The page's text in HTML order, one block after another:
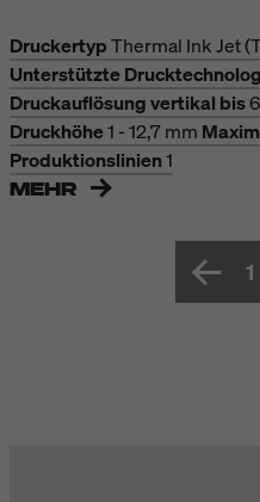
DruckertypThermal Ink Jet
Unterstützte
Druckauflösung vertikal bis
Druckhöhe1 - 12,7 mm
Produktionslinien1
MEHR
1